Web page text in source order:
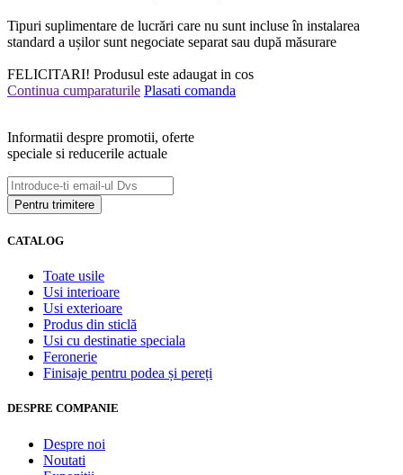
Tipuri suplimentare de lucrări care nu sunt incluse în instalarea
standard a ușilor sunt negociate separat sau după măsurare
FELICITARI! Produsul este adaugat in cos
Continua cumparaturile Plasati comanda
Informatii despre promotii, oferte
speciale si reducerile actuale
CATALOG
Toate usile
Usi interioare
Usi exterioare
Produs din sticlă
Usi cu destinatie speciala
Feronerie
Finisaje pentru podea și pereți
DESPRE COMPANIE
Despre noi
Noutati